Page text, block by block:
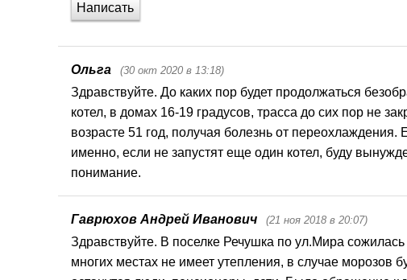
Написать
Ольга (30 окт 2020 в 13:18)
Здравствуйте. До каких пор будет продолжаться
котел, в домах 16-19 градусов, трасса до сих пор не
возрасте 51 год, получая болезнь от
именно, если не запустят еще один котел, буду
понимание.
Гаврюхов Андрей Иванович (21 ноя 2018 в 20:07)
Здравствуйте. В поселке Речушка по ул.Мира
многих местах не имеет утепления, в случае морозов